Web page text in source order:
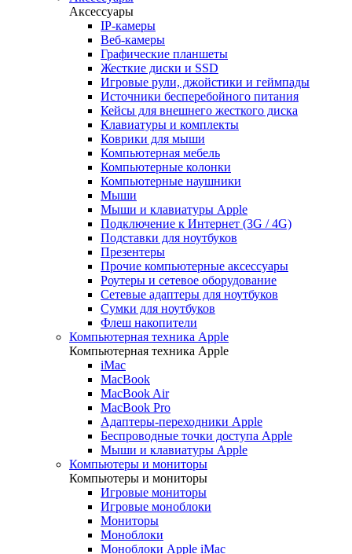
Аксессуары
IP-камеры
Веб-камеры
Графические планшеты
Жесткие диски и SSD
Игровые рули, джойстики и геймпады
Источники бесперебойного питания
Кейсы для внешнего жесткого диска
Клавиатуры и комплекты
Коврики для мыши
Компьютерная мебель
Компьютерные колонки
Компьютерные наушники
Мыши
Мыши и клавиатуры Apple
Подключение к Интернет (3G / 4G)
Подставки для ноутбуков
Презентеры
Прочие компьютерные аксессуары
Роутеры и сетевое оборудование
Сетевые адаптеры для ноутбуков
Сумки для ноутбуков
Флеш накопители
Компьютерная техника Apple
Компьютерная техника Apple
iMac
MacBook
MacBook Air
MacBook Pro
Адаптеры-переходники Apple
Беспроводные точки доступа Apple
Мыши и клавиатуры Apple
Компьютеры и мониторы
Компьютеры и мониторы
Игровые мониторы
Игровые моноблоки
Мониторы
Моноблоки
Моноблоки Apple iMac